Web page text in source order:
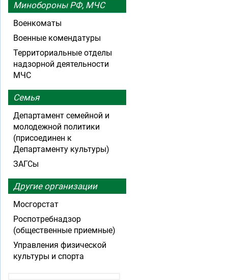
Минобороны РФ, МЧС
Военкоматы
Военные комендатуры
Территориальные отделы
надзорной деятельности
МЧС
Семья
Департамент семейной и
молодежной политики
(присоединен к
Департаменту культуры)
ЗАГСы
Другие организации
Мосгорстат
Роспотребнадзор
(общественные приемные)
Управления физической
культуры и спорта